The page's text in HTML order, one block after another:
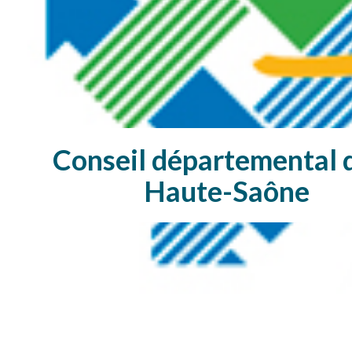
Conseil départemental
Haute-Saône